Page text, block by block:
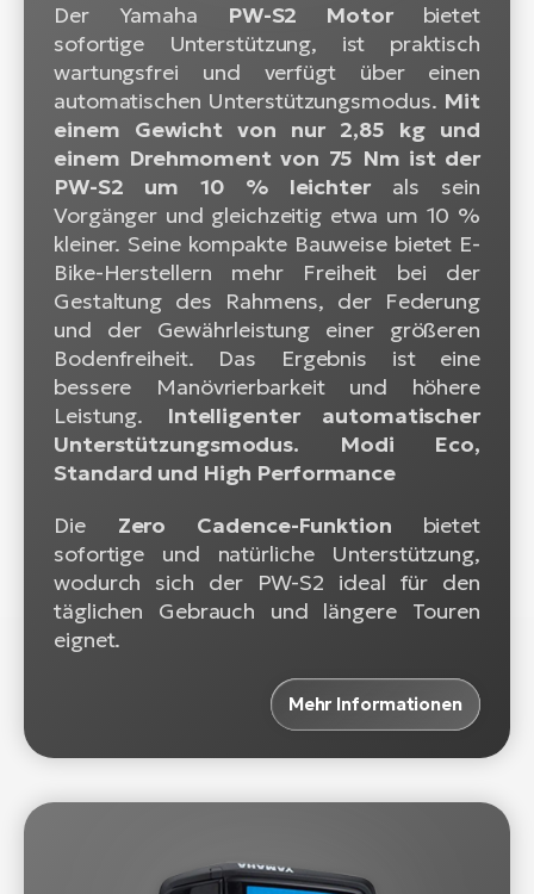
Der Yamaha PW-S2 Motorbietet
sofortige Unterstützung, ist praktisch
wartungsfrei und verfügt über einen
automatischen Unterstützungsmodus. Mit
einem Gewicht von nur 2,85 kg und
einem Drehmoment von 75 Nm ist der
PW-S2 um 10 % leichter als sein
Vorgänger und gleichzeitig etwa um 10 %
kleiner. Seine kompakte Bauweise bietet E-
Bike-Herstellern mehr Freiheit bei der
Gestaltung des Rahmens, der Federung
und der Gewährleistung einer größeren
Bodenfreiheit. Das Ergebnis ist eine
bessere Manövrierbarkeit und höhere
Leistung. Intelligenter automatischer
Unterstützungsmodus. Modi Eco,
Standard und High Performance
Die Zero Cadence-Funktion bietet
sofortige und natürliche Unterstützung,
wodurch sich der PW-S2 ideal für den
täglichen Gebrauch und längere Touren
eignet.
Mehr Informationen